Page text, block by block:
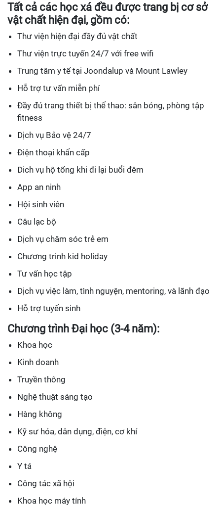
Tất cả các học xá đều được trang bị cơ sở
vật chất hiện đại, gồm có:
Thư viện hiện đại đầy đủ vật chất
Thư viện trực tuyến 24/7 với free wifi
Trung tâm y tế tại Joondalup và Mount Lawley
Hỗ trợ tư vấn miễn phí
Đầy đủ trang thiết bị thể thao: sân bóng, phòng tập
fitness
Dịch vụ Bảo vệ 24/7
Điện thoại khẩn cấp
Dich vụ hộ tống khi đi lại buổi đêm
App an ninh
Hội sinh viên
Câu lạc bộ
Dịch vụ chăm sóc trẻ em
Chương trinh kid holiday
Tư vấn học tập
Dịch vụ việc làm, tình nguyện, mentoring, và lãnh đạo
Hỗ trợ tuyển sinh
Chương trình Đại học (3-4 năm):
Khoa học
Kinh doanh
Truyền thông
Nghệ thuật sáng tạo
Hàng không
Kỹ sư hóa, dân dụng, điện, cơ khí
Công nghệ
Y tá
Công tác xã hội
Khoa học máy tính